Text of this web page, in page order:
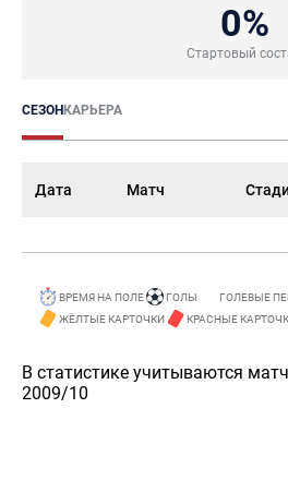
0%
Стартовый
СЕЗОНКАРЬЕРА
Дата Матч
ВРЕМЯ НА ПОЛЕ ГОЛЫ
ГОЛЕВЫЕ
ЖЁЛТЫЕ КАРТОЧКИ
КРАСНЫЕ
В статистике учитываются
2009/10